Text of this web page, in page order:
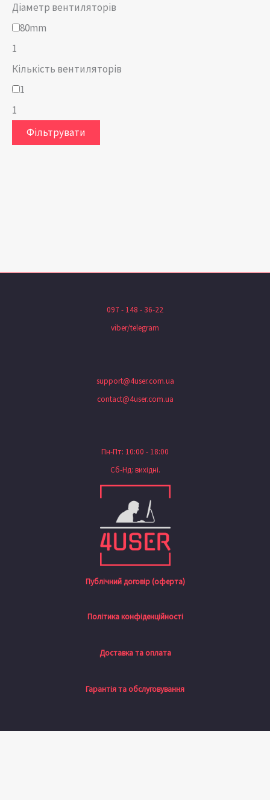
Діаметр вентиляторів
80mm
1
Кількість вентиляторів
1
1
Фільтрувати
097 - 148 - 36-22
viber/telegram
support@4user.com.ua
contact@4user.com.ua
Пн-Пт: 10:00 - 18:00
Сб-Нд: вихідні.
Публічний договір (оферта)
Політика конфіденційності
Доставка та оплата
Гарантія та обслуговування